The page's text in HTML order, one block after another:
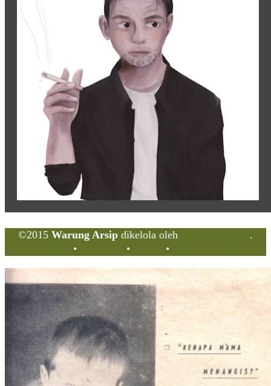
©2015 Warung Arsip dikelola oleh
.
• • •